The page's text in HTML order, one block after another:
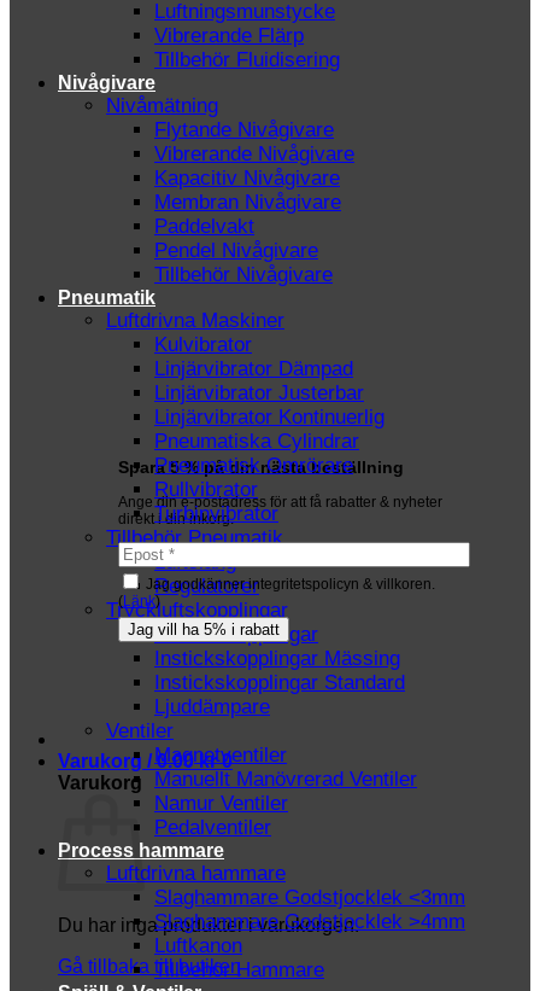
Spara 5 % på din nästa beställning
Ange din e-postadress för att få rabatter & nyheter
direkt i din inkorg.
Jag godkänner integritetspolicyn & villkoren.
(Länk)
Varukorg /0.00kr 0
Varukorg
Du har inga produkter i varukorgen.
Gå tillbaka till butiken
Luftningsmunstycke
Vibrerande Flärp
Tillbehör Fluidisering
Nivågivare
Nivåmätning
Flytande Nivågivare
Vibrerande Nivågivare
Kapacitiv Nivågivare
Membran Nivågivare
Paddelvakt
Pendel Nivågivare
Tillbehör Nivågivare
Pneumatik
Luftdrivna Maskiner
Kulvibrator
Linjärvibrator Dämpad
Linjärvibrator Justerbar
Linjärvibrator Kontinuerlig
Pneumatiska Cylindrar
Pneumatisk Omrörare
Rullvibrator
Turbinvibrator
Tillbehör Pneumatik
Luftslang
Regulatorer
Tryckluftskopplingar
Instickskopplingar
Instickskopplingar Mässing
Instickskopplingar Standard
Ljuddämpare
Ventiler
Magnetventiler
Manuellt Manövrerad Ventiler
Namur Ventiler
Pedalventiler
Process hammare
Luftdrivna hammare
Slaghammare Godstjocklek <3mm
Slaghammare Godstjocklek >4mm
Luftkanon
Tillbehör Hammare